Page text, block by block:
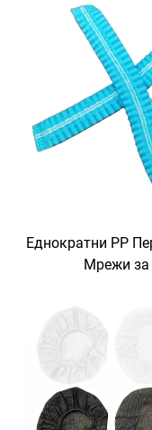
Еднократни PP
Мрежи за